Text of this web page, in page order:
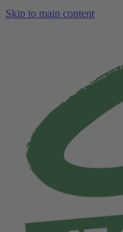
Skip to main content